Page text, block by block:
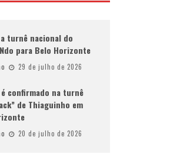
turnê nacional do
para Belo Horizonte
29 de julho de 2026
confirmado na turnê
de Thiaguinho em
20 de julho de 2026